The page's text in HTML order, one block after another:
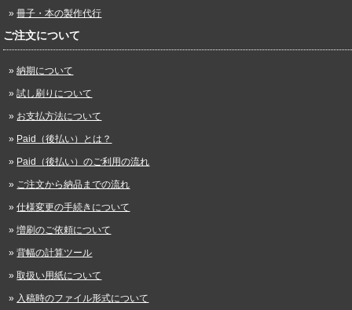
冊子・本の製作代行
ご注文について
納期について
試し刷りについて
お支払方法について
Paid（後払い）とは？
Paid（後払い）のご利用の流れ
ご注文から納品までの流れ
仕様変更の手続きについて
増刷のご依頼について
背幅の計算ツール
取扱い用紙について
入稿時のファイル形式について